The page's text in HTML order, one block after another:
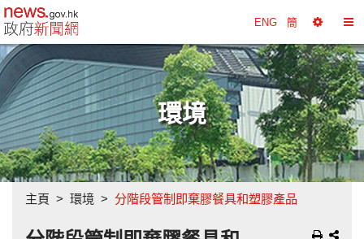
政府新聞網主頁 ENG 簡
擇
工
具
換
目
錄
環境
主頁 環境 分階段管制即棄膠餐具和塑膠產品